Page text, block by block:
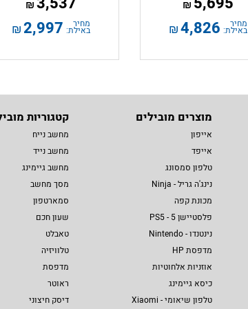
₪
מחיר
באילת: 4,826
₪
₪
מחיר
באילת: 2,997
₪
מוצרים מובילים
אייפון
אייפד
טלפון סמסונג
נינג'ה גריל - Ninja
מכונת קפה
פלסטיישן 5 - PS5
נינטנדו - Nintendo
מדפסת HP
אוזניות אלחוטיות
כיסא גיימינג
טלפון שיאומי - Xiaomi
קטגוריות
מחשב נייח
מחשב נייד
מחשב גיימינג
מסך מחשב
סמארטפון
שעון חכם
טאבלט
טלוויזיה
מדפסת
ראוטר
דיסק חיצוני